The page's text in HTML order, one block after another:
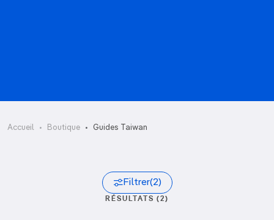
Accueil Boutique Guides Taiwan
Filtrer(2)
RÉSULTATS (2)